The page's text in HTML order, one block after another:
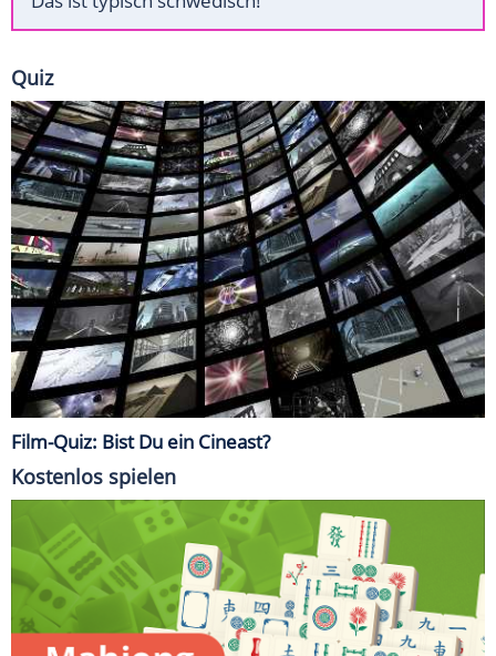
Quiz
Film-Quiz: Bist Du ein Cineast?
Kostenlos spielen